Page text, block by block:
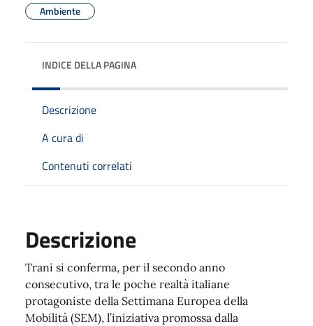
Ambiente
INDICE DELLA PAGINA
Descrizione
A cura di
Contenuti correlati
Descrizione
Trani si conferma, per il secondo anno
consecutivo, tra le poche realtà italiane
protagoniste della Settimana Europea della
Mobilità (SEM), l’iniziativa promossa dalla